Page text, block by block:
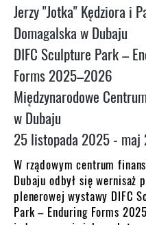
Jerzy "Jotka" Kędziora i
Domagalska w Dubaju
DIFC Sculpture Park –
Forms 2025–2026
Międzynarodowe
w Dubaju
25 listopada 2025 - maj
W rządowym centrum
Dubaju odbył się wernisaż
plenerowej wystawy DIFC
Park – Enduring Forms